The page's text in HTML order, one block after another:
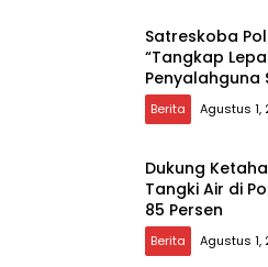
Satreskoba
“Tangkap
Penyalahguna
Informasi Tidak
Berita Agustus 1,
Dukung
Tangki Air di
85 Persen
Berita Agustus 1,